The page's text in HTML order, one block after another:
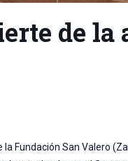
de la
Fundación San Valero